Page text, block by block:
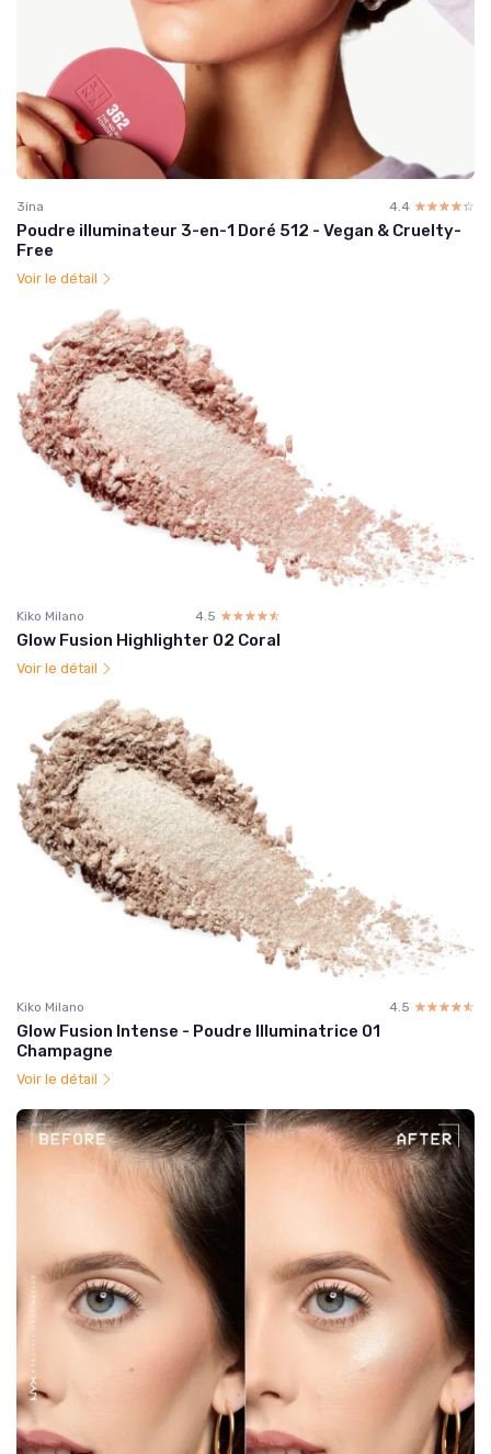
3ina 4.4 ☆☆☆☆☆
★★★★★
Poudre illuminateur 3-en-1 Doré 512 - Vegan & Cruelty-
Free
Voir le détail
Kiko Milano 4.5 ☆☆☆☆☆
★★★★★
Glow Fusion Highlighter 02 Coral
Voir le détail
Kiko Milano 4.5 ☆☆☆☆☆
★★★★★
Glow Fusion Intense - Poudre Illuminatrice 01
Champagne
Voir le détail